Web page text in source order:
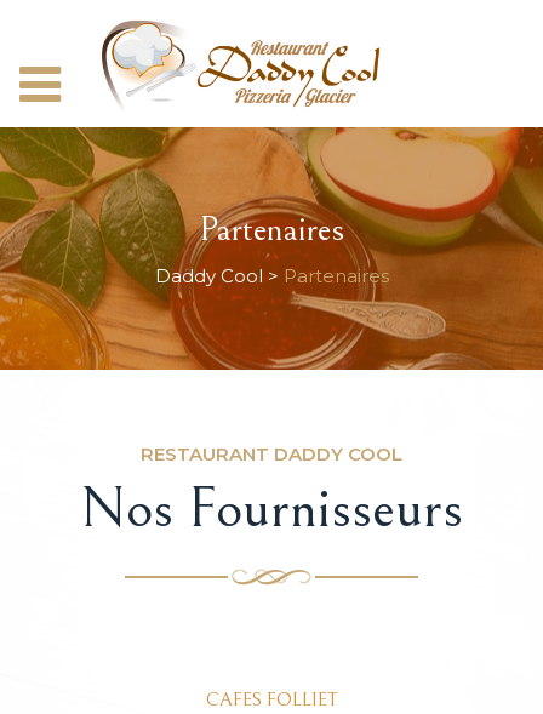
Partenaires
Daddy Cool > Partenaires
RESTAURANT DADDY COOL
Nos Fournisseurs
CAFES FOLLIET